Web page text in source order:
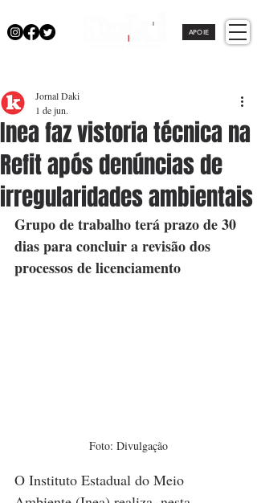
APOIE
Inea faz vistoria técnica na
Refit após denúncias de
irregularidades ambientais
Jornal Daki
1 de jun.
Grupo de trabalho terá prazo de 30
dias para concluir a revisão dos
processos de licenciamento
Foto: Divulgação
O Instituto Estadual do Meio